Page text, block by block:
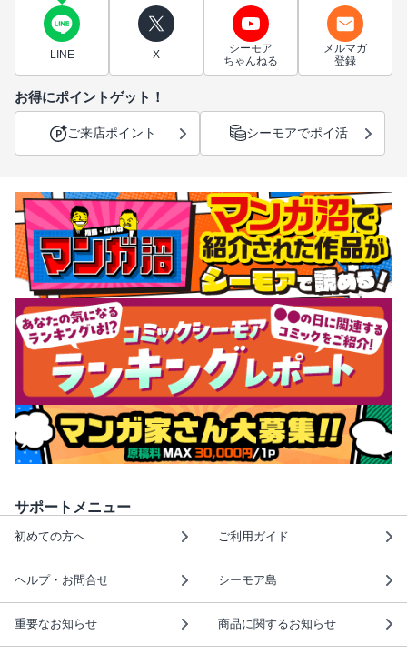
LINE X
シーモア
ちゃんねる
メルマガ
登録
お得にポイントゲット！
ご来店ポイント シーモアでポイ活
サポートメニュー
初めての方へ ご利用ガイド
ヘルプ・お問合せ シーモア島
重要なお知らせ 商品に関するお知らせ